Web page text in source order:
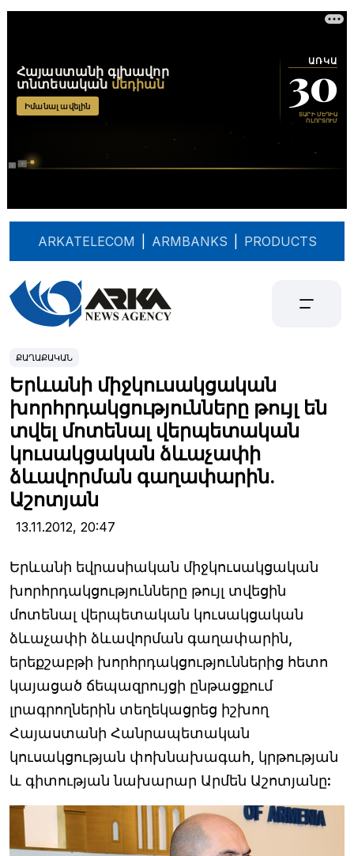
ARKATELECOM ARMBANKS PRODUCTS
ՔԱՂԱՔԱԿԱՆ
Երևանի միջկուսակցական
խորհրդակցությունները թույլ են
տվել մոտենալ վերպետական
կուսակցական ձևաչափի
ձևավորման գաղափարին.
Աշոտյան
13.11.2012, 20:47
Երևանի եվրասիական միջկուսակցական
խորհրդակցությունները թույլ տվեցին
մոտենալ վերպետական կուսակցական
ձևաչափի ձևավորման գաղափարին,
երեքշաբթի խորհրդակցություններից հետո
կայացած ճեպազրույցի ընթացքում
լրագրողներին տեղեկացրեց իշխող
Հայաստանի Հանրապետական
կուսակցության փոխնախագահ, կրթության
և գիտության նախարար Արմեն Աշոտյանը: